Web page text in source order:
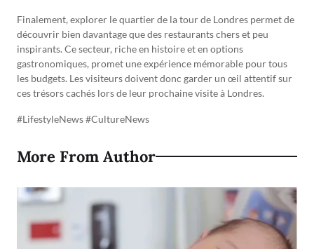
Finalement, explorer le quartier de la tour de Londres permet de
découvrir bien davantage que des restaurants chers et peu
inspirants. Ce secteur, riche en histoire et en options
gastronomiques, promet une expérience mémorable pour tous
les budgets. Les visiteurs doivent donc garder un œil attentif sur
ces trésors cachés lors de leur prochaine visite à Londres.
#LifestyleNews #CultureNews
More From Author